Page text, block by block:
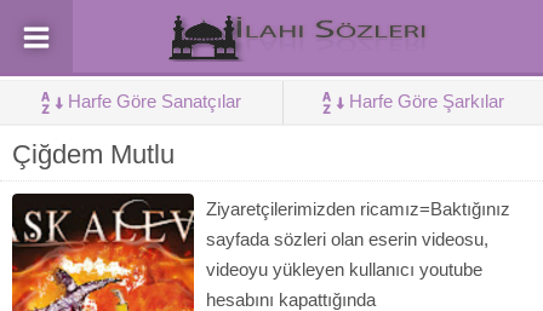
Harfe Göre Sanatçılar Harfe Göre Şarkılar
Çiğdem Mutlu
Ziyaretçilerimizden ricamız=Baktığınız
sayfada sözleri olan eserin videosu,
videoyu yükleyen kullanıcı youtube
hesabını kapattığında